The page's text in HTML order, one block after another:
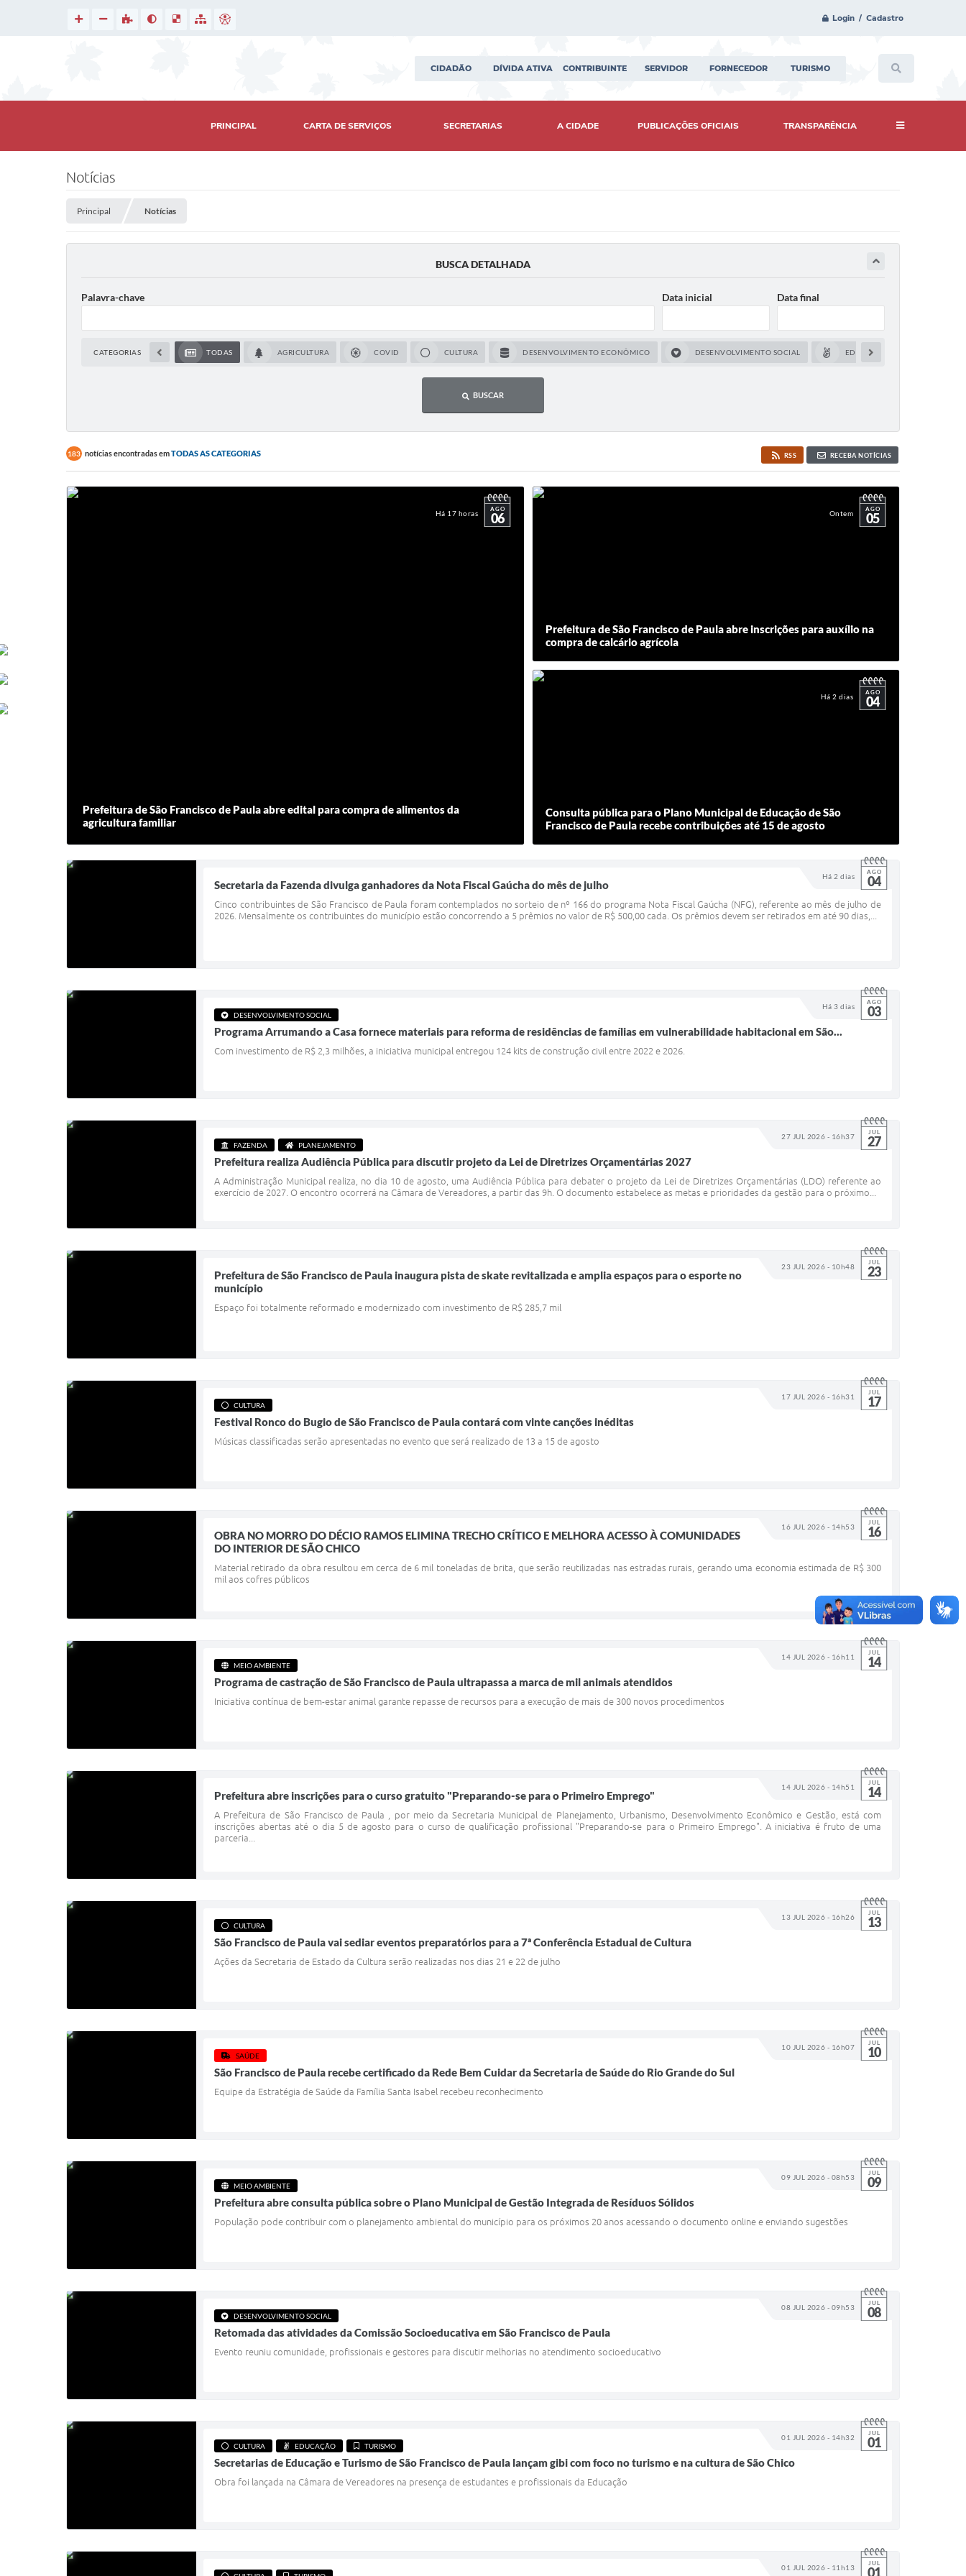
Login / Cadastro
CIDADÃO DÍVIDA ATIVA CONTRIBUINTE SERVIDOR FORNECEDOR TURISMO
PRINCIPAL CARTA DE SERVIÇOS SECRETARIAS A CIDADE PUBLICAÇÕES OFICIAIS TRANSPARÊNCIA
Notícias
Principal Notícias
BUSCA DETALHADA
Palavra-chave Data inicial Data final
CATEGORIAS TODAS AGRICULTURA COVID CULTURA DESENVOLVIMENTO ECONÔMICO DESENVOLVIMENTO SOCIAL EDUCAÇÃO
BUSCAR
183 notícias encontradas emTODAS AS CATEGORIAS RSS RECEBA NOTÍCIAS
Há 17 horas AGO
06
Prefeitura de São Francisco de Paula abre edital para compra de alimentos da
agricultura familiar
Ontem AGO
05
Prefeitura de São Francisco de Paula abre inscrições para auxílio na
compra de calcário agrícola
Há 2 dias AGO
04
Consulta pública para o Plano Municipal de Educação de São
Francisco de Paula recebe contribuições até 15 de agosto
Há 2 dias AGO
04
Secretaria da Fazenda divulga ganhadores da Nota Fiscal Gaúcha do mês de julho
Cinco contribuintes de São Francisco de Paula foram contemplados no sorteio de nº 166 do programa Nota Fiscal Gaúcha (NFG), referente ao mês de julho de
2026. Mensalmente os contribuintes do município estão concorrendo a 5 prêmios no valor de R$ 500,00 cada. Os prêmios devem ser retirados em até 90 dias,...
Há 3 dias AGO
03
DESENVOLVIMENTO SOCIAL
Programa Arrumando a Casa fornece materiais para reforma de residências de famílias em vulnerabilidade habitacional em São...
Com investimento de R$ 2,3 milhões, a iniciativa municipal entregou 124 kits de construção civil entre 2022 e 2026.
27 JUL 2026 - 16h37 JUL
27
FAZENDA PLANEJAMENTO
Prefeitura realiza Audiência Pública para discutir projeto da Lei de Diretrizes Orçamentárias 2027
A Administração Municipal realiza, no dia 10 de agosto, uma Audiência Pública para debater o projeto da Lei de Diretrizes Orçamentárias (LDO) referente ao
exercício de 2027. O encontro ocorrerá na Câmara de Vereadores, a partir das 9h. O documento estabelece as metas e prioridades da gestão para o próximo...
23 JUL 2026 - 10h48 JUL
23
Prefeitura de São Francisco de Paula inaugura pista de skate revitalizada e amplia espaços para o esporte no
município
Espaço foi totalmente reformado e modernizado com investimento de R$ 285,7 mil
17 JUL 2026 - 16h31 JUL
17
CULTURA
Festival Ronco do Bugio de São Francisco de Paula contará com vinte canções inéditas
Músicas classificadas serão apresentadas no evento que será realizado de 13 a 15 de agosto
16 JUL 2026 - 14h53 JUL
16
OBRA NO MORRO DO DÉCIO RAMOS ELIMINA TRECHO CRÍTICO E MELHORA ACESSO À COMUNIDADES
DO INTERIOR DE SÃO CHICO
Material retirado da obra resultou em cerca de 6 mil toneladas de brita, que serão reutilizadas nas estradas rurais, gerando uma economia estimada de R$ 300
mil aos cofres públicos
14 JUL 2026 - 16h11 JUL
14
MEIO AMBIENTE
Programa de castração de São Francisco de Paula ultrapassa a marca de mil animais atendidos
Iniciativa contínua de bem-estar animal garante repasse de recursos para a execução de mais de 300 novos procedimentos
14 JUL 2026 - 14h51 JUL
14
Prefeitura abre inscrições para o curso gratuito "Preparando-se para o Primeiro Emprego"
A Prefeitura de São Francisco de Paula , por meio da Secretaria Municipal de Planejamento, Urbanismo, Desenvolvimento Econômico e Gestão, está com
inscrições abertas até o dia 5 de agosto para o curso de qualificação profissional "Preparando-se para o Primeiro Emprego". A iniciativa é fruto de uma
parceria...
13 JUL 2026 - 16h26 JUL
13
CULTURA
São Francisco de Paula vai sediar eventos preparatórios para a 7ª Conferência Estadual de Cultura
Ações da Secretaria de Estado da Cultura serão realizadas nos dias 21 e 22 de julho
10 JUL 2026 - 16h07 JUL
10
SAÚDE
São Francisco de Paula recebe certificado da Rede Bem Cuidar da Secretaria de Saúde do Rio Grande do Sul
Equipe da Estratégia de Saúde da Família Santa Isabel recebeu reconhecimento
09 JUL 2026 - 08h53 JUL
09
MEIO AMBIENTE
Prefeitura abre consulta pública sobre o Plano Municipal de Gestão Integrada de Resíduos Sólidos
População pode contribuir com o planejamento ambiental do município para os próximos 20 anos acessando o documento online e enviando sugestões
08 JUL 2026 - 09h53 JUL
08
DESENVOLVIMENTO SOCIAL
Retomada das atividades da Comissão Socioeducativa em São Francisco de Paula
Evento reuniu comunidade, profissionais e gestores para discutir melhorias no atendimento socioeducativo
01 JUL 2026 - 14h32 JUL
01
CULTURA EDUCAÇÃO TURISMO
Secretarias de Educação e Turismo de São Francisco de Paula lançam gibi com foco no turismo e na cultura de São Chico
Obra foi lançada na Câmara de Vereadores na presença de estudantes e profissionais da Educação
01 JUL 2026 - 11h13 JUL
01